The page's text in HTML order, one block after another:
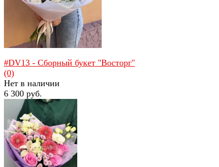
избранное сравнить
избранное сравнить
#DV13 - Сборный букет "Восторг"
(0)
Нет в наличии
6 300 руб.